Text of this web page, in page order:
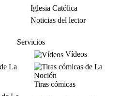
Iglesia Católica
Noticias del lector
Servicios
Vídeos
Tiras cómicas